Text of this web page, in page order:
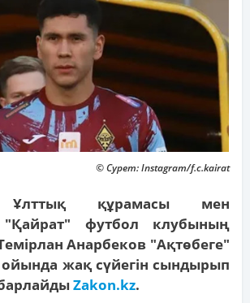
© Сурет: Instagram/f.c.kairat
Ұлттық құрамасы мен
футбол клубының
Анарбеков "Ақтөбеге"
жақ сүйегін сындырып
Zakon.kz.